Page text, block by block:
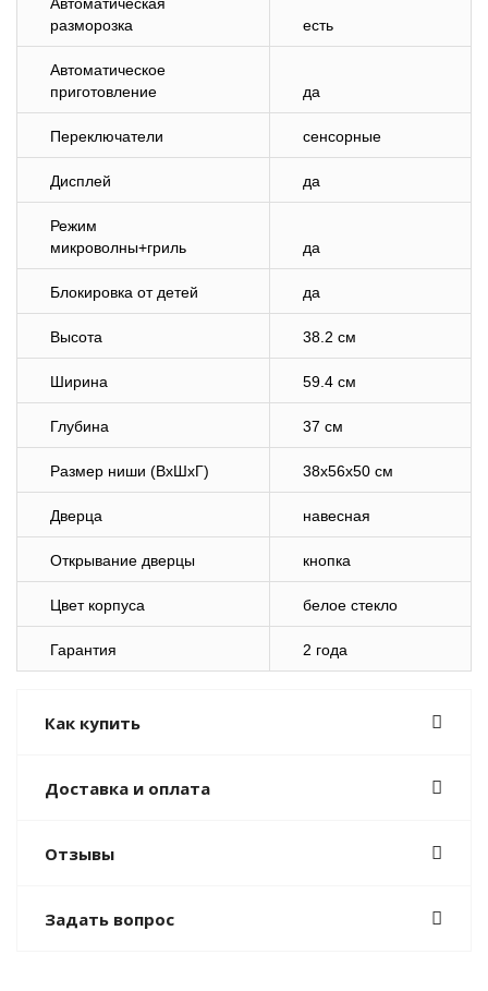
разморозка
есть
Автоматическое
приготовление
да
Переключатели сенсорные
Дисплей да
Режим
микроволны+гриль
да
Блокировка от детей да
Высота 38.2 см
Ширина 59.4 см
Глубина 37 см
Размер ниши (ВхШхГ) 38x56x50 см
Дверца навесная
Открывание дверцы кнопка
Цвет корпуса белое стекло
Гарантия 2 года
Как купить
Доставка и оплата
Отзывы
Задать вопрос